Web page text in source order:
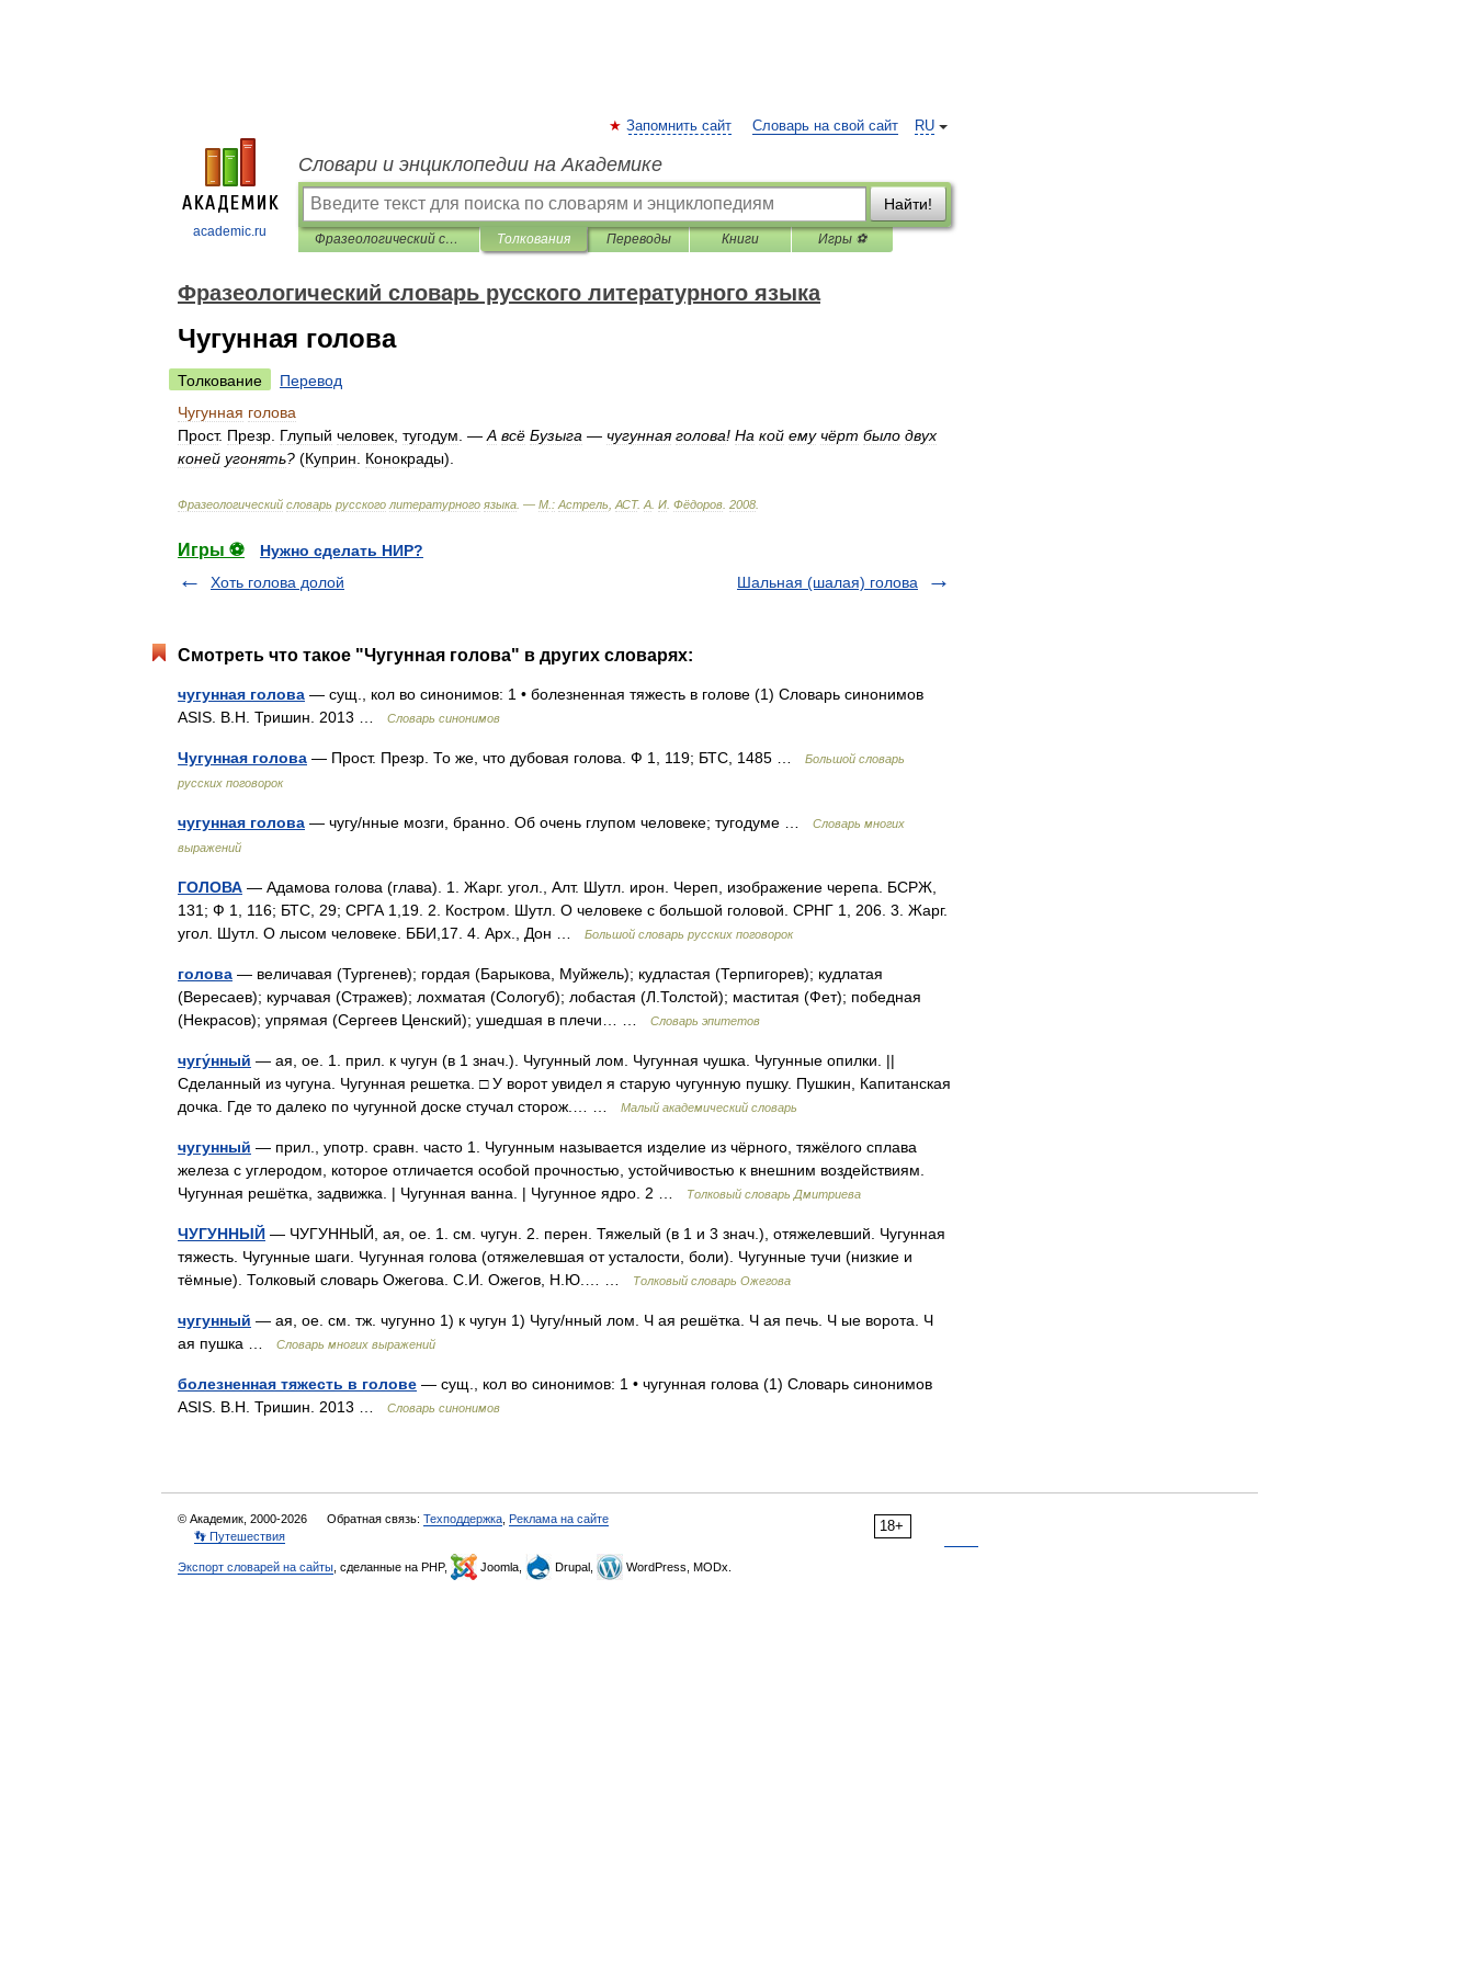
academic.ru
RU
Запомнить сайт Словарь на свой сайт
Словари и энциклопедии на Академике
Найти!
Фразеологический словарь русского литературного языка Толкования Переводы Книги Игры ⚽
Фразеологический словарь русского литературного языка
Чугунная голова
Толкование
Перевод
Чугунная голова
Прост. Презр Глупый человек тугодум . — А всё Бузыга — чугунная голова! На кой ему чёрт было двух
коней угонять? (Куприн Конокрады).
Фразеологический словарь русского литературного языка . — М : Астрель АСТ. А И Фёдоров 2008
Игры ⚽
Нужно сделать НИР?
Хоть голова долой
Шальная (шалая) голова
Смотреть что такое "Чугунная голова" в других словарях:
чугунная голова — сущ., кол во синонимов: 1 • болезненная тяжесть в голове (1) Словарь синонимов
ASIS. В.Н. Тришин. 2013 …
Словарь синонимов
Чугунная голова — Прост. Презр. То же, что дубовая голова. Ф 1, 119; БТС, 1485 …
Большой словарь
русских поговорок
чугунная голова — чугу/нные мозги, бранно. Об очень глупом человеке; тугодуме …
Словарь многих
выражений
ГОЛОВА — Адамова голова (глава). 1. Жарг. угол., Алт. Шутл. ирон. Череп, изображение черепа. БСРЖ,
131; Ф 1, 116; БТС, 29; СРГА 1,19. 2. Костром. Шутл. О человеке с большой головой. СРНГ 1, 206. 3. Жарг.
угол. Шутл. О лысом человеке. ББИ,17. 4. Арх., Дон …
Большой словарь русских поговорок
голова — величавая (Тургенев); гордая (Барыкова, Муйжель); кудластая (Терпигорев); кудлатая
(Вересаев); курчавая (Стражев); лохматая (Сологуб); лобастая (Л.Толстой); маститая (Фет); победная
(Некрасов); упрямая (Сергеев Ценский); ушедшая в плечи… …
Словарь эпитетов
чугу́нный — ая, ое. 1. прил. к чугун (в 1 знач.). Чугунный лом. Чугунная чушка. Чугунные опилки. ||
Сделанный из чугуна. Чугунная решетка. □ У ворот увидел я старую чугунную пушку. Пушкин, Капитанская
дочка. Где то далеко по чугунной доске стучал сторож.… …
Малый академический словарь
чугунный — прил., употр. сравн. часто 1. Чугунным называется изделие из чёрного, тяжёлого сплава
железа с углеродом, которое отличается особой прочностью, устойчивостью к внешним воздействиям.
Чугунная решётка, задвижка. | Чугунная ванна. | Чугунное ядро. 2 …
Толковый словарь Дмитриева
ЧУГУННЫЙ — ЧУГУННЫЙ, ая, ое. 1. см. чугун. 2. перен. Тяжелый (в 1 и 3 знач.), отяжелевший. Чугунная
тяжесть. Чугунные шаги. Чугунная голова (отяжелевшая от усталости, боли). Чугунные тучи (низкие и
тёмные). Толковый словарь Ожегова. С.И. Ожегов, Н.Ю.… …
Толковый словарь Ожегова
чугунный — ая, ое. см. тж. чугунно 1) к чугун 1) Чугу/нный лом. Ч ая решётка. Ч ая печь. Ч ые ворота. Ч
ая пушка …
Словарь многих выражений
болезненная тяжесть в голове — сущ., кол во синонимов: 1 • чугунная голова (1) Словарь синонимов
ASIS. В.Н. Тришин. 2013 …
Словарь синонимов
18+
© Академик, 2000-2026 Обратная связь: Техподдержка Реклама на сайте
👣 Путешествия
Экспорт словарей на сайты , сделанные на PHP, Joomla, Drupal, WordPress, MODx.